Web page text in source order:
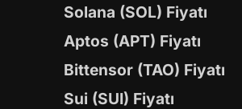
Solana (SOL) Fiyatı
Aptos (APT) Fiyatı
Bittensor (TAO) Fiyatı
Sui (SUI) Fiyatı